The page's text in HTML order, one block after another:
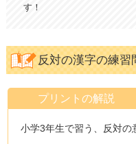
す！
反対の漢字の練習
プリントの解説
小学3年生で習う、反対の